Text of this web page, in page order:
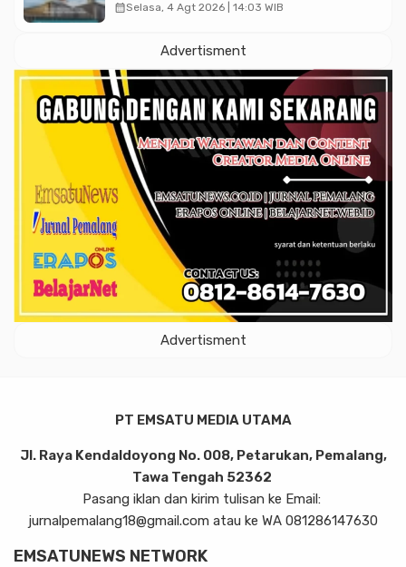
Masjid Istiqlal
calendar_monthSelasa, 4 Agt 2026 | 14:03 WIB
Advertisment
Advertisment
PT EMSATU MEDIA UTAMA
Jl. Raya Kendaldoyong No. 008, Petarukan, Pemalang,
Tawa Tengah 52362
Pasang iklan dan kirim tulisan ke Email:
jurnalpemalang18@gmail.com atau ke WA 081286147630
EMSATUNEWS NETWORK